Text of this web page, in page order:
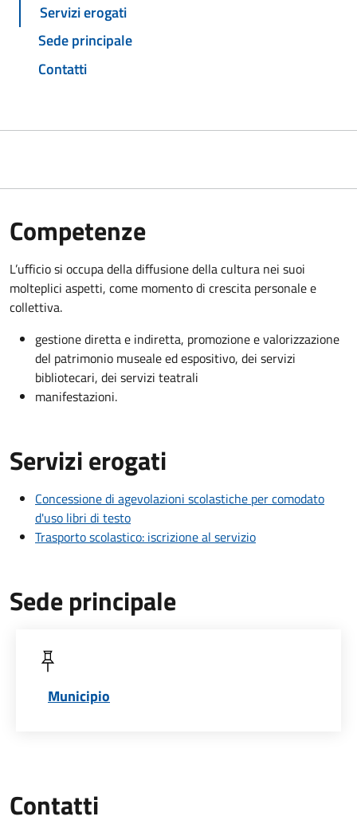
Servizi erogati
Sede principale
Contatti
Competenze
L’ufficio si occupa della diffusione della cultura nei suoi
molteplici aspetti, come momento di crescita personale e
collettiva.
gestione diretta e indiretta, promozione e valorizzazione
del patrimonio museale ed espositivo, dei servizi
bibliotecari, dei servizi teatrali
manifestazioni.
Servizi erogati
Concessione di agevolazioni scolastiche per comodato
d'uso libri di testo
Trasporto scolastico: iscrizione al servizio
Sede principale
Municipio
Contatti